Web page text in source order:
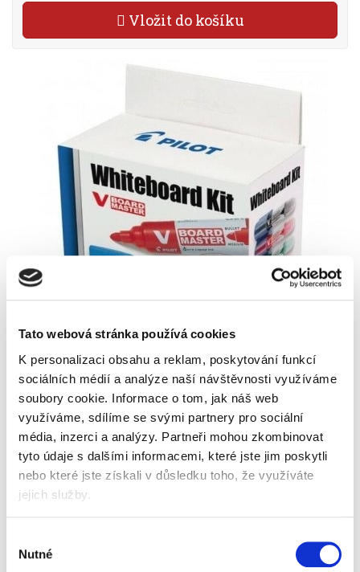
Tato webová stránka používá cookies
K personalizaci obsahu a reklam, poskytování funkcí
sociálních médií a analýze naší návštěvnosti využíváme
soubory cookie. Informace o tom, jak náš web
využíváme, sdílíme se svými partnery pro sociální
média, inzerci a analýzy. Partneři mohou zkombinovat
tyto údaje s dalšími informacemi, které jste jim poskytli
nebo které jste získali v důsledku toho, že využíváte
jejich služby.
souhlasu
Nutné
Vložit do košíku
Skladem